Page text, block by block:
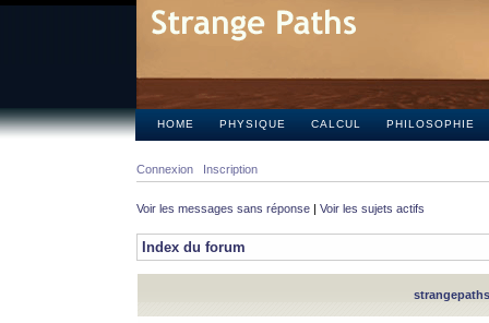
HOME PHYSIQUE CALCUL PHILOSOPHIE
Connexion Inscription
Voir les messages sans réponse | Voir les sujets actifs
Index du forum